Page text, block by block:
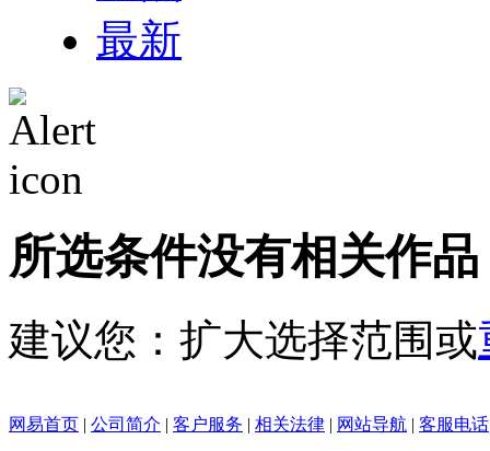
最新
所选条件没有相关作品
建议您：扩大选择范围或
网易首页 | 公司简介 | 客户服务 | 相关法律 | 网站导航 | 客服电话